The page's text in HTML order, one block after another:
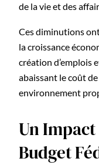
de la vie et des
Ces diminutions
la croissance
création d’emplois
abaissant le coût
environnement
Un
Budget